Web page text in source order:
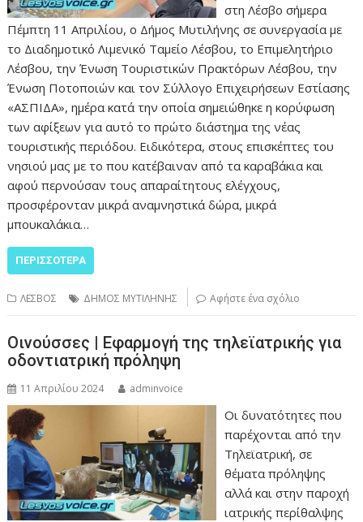
στη Λέσβο σήμερα
Πέμπτη 11 Απριλίου, ο Δήμος Μυτιλήνης σε συνεργασία με
το Διαδημοτικό Λιμενικό Ταμείο Λέσβου, το Επιμελητήριο
Λέσβου, την Ένωση Τουριστικών Πρακτόρων Λέσβου, την
Ένωση Ποτοποιών και τον Σύλλογο Επιχειρήσεων Εστίασης
«ΑΣΠΙΔΑ», ημέρα κατά την οποία σημειώθηκε η κορύφωση
των αφίξεων για αυτό το πρώτο διάστημα της νέας
τουριστικής περιόδου. Ειδικότερα, στους επισκέπτες του
νησιού μας με το που κατέβαιναν από τα καραβάκια και
αφού περνούσαν τους απαραίτητους ελέγχους,
προσφέρονταν μικρά αναμνηστικά δώρα, μικρά
μπουκαλάκια…
ΠΕΡΙΣΣΌΤΕΡΑ
ΛΕΣΒΟΣ ΔΗΜΟΣ ΜΥΤΙΛΗΝΗΣ Αφήστε ένα σχόλιο
Οινούσσες | Εφαρμογή της τηλεϊατρικής για
οδοντιατρική πρόληψη
11 Απριλίου 2024 adminvoice
Οι δυνατότητες που
παρέχονται από την
Τηλεϊατρική, σε
θέματα πρόληψης
αλλά και στην παροχή
ιατρικής περίθαλψης